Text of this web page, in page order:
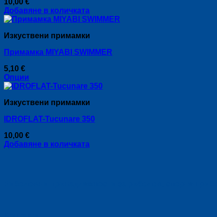
options
may
be
on
the
product
page
10,00 €
Добавяне в количката
Изкуствени примамки
Примамка MIYABI SWIMMER
5,10 €
Опции
This
has
variants.
options
may
Изкуствени примамки
IDROFLAT-Tucunare 350
10,00 €
Добавяне в количката